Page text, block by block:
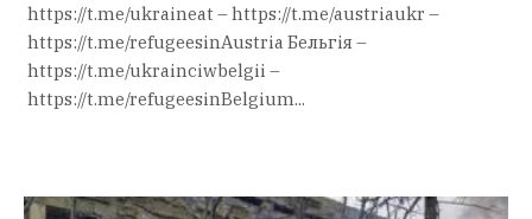
https://t.me/ukraineat – https://t.me/austriaukr –
https://t.me/refugeesinAustria Бельгія –
https://t.me/ukrainciwbelgii –
https://t.me/refugeesinBelgium...